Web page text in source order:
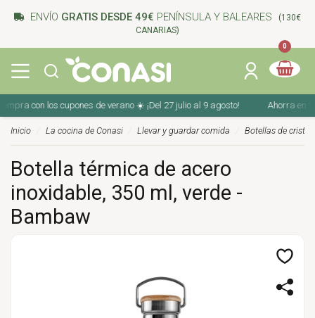
ENVÍO GRATIS DESDE 49€ PENÍNSULA Y BALEARES
(130€
CANARIAS)
0
con los cupones de verano ☀️ ¡Del 27 julio al 9 agosto! Ahorra en tu
Inicio La cocina de Conasi Llevar y guardar comida Botellas de
Botella térmica de acero
inoxidable, 350 ml, verde -
Bambaw